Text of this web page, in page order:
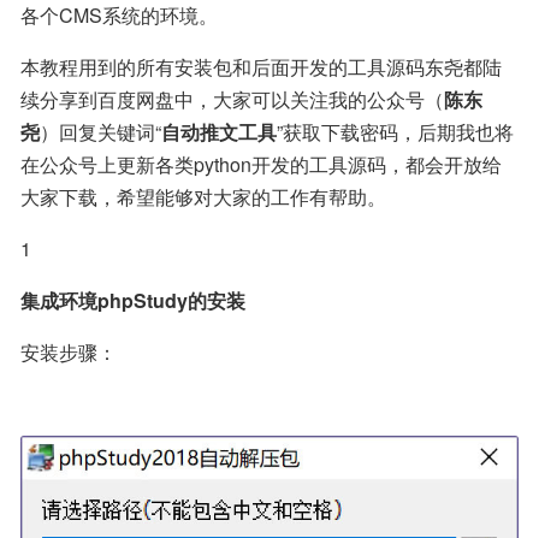
各个CMS系统的环境。
本教程用到的所有安装包和后面开发的工具源码东尧都陆
续分享到百度网盘中，大家可以关注我的公众号（陈东
尧）回复关键词“自动推文工具”获取下载密码，后期我也将
在公众号上更新各类python开发的工具源码，都会开放给
大家下载，希望能够对大家的工作有帮助。
1
集成环境phpStudy的安装
安装步骤：